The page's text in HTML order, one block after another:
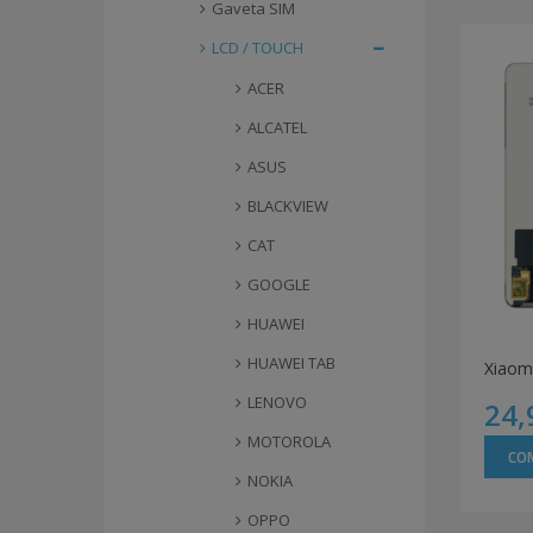
Gaveta SIM
LCD / TOUCH
ACER
ALCATEL
ASUS
BLACKVIEW
CAT
GOOGLE
HUAWEI
HUAWEI TAB
LENOVO
MOTOROLA
NOKIA
OPPO